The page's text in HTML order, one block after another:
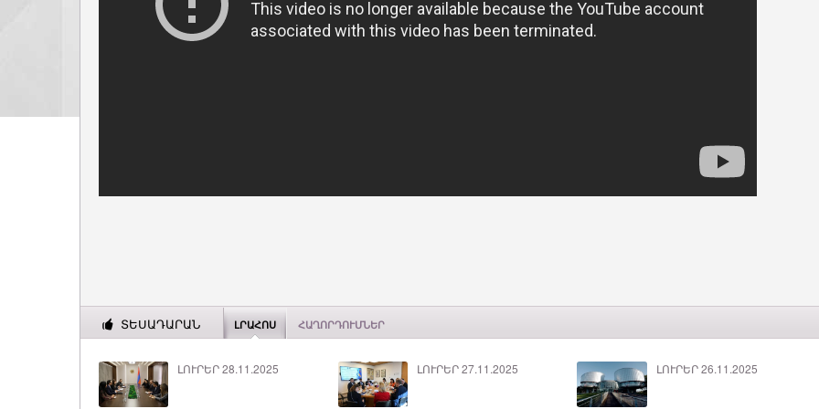
ՏԵՍԱԴԱՐԱՆ ԼՐԱՀՈՍ ՀԱՂՈՐԴՈՒՄՆԵՐ
ԼՈՒՐԵՐ 28.11.2025 ԼՈՒՐԵՐ 27.11.2025 ԼՈՒՐԵՐ 26.11.2025